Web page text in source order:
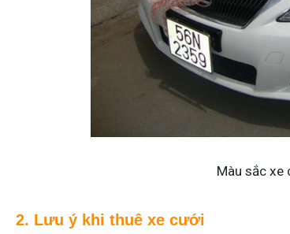
Màu sắc xe
2. Lưu ý khi thuê xe cưới